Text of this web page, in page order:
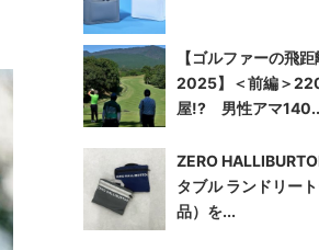
【ゴルファーの飛
2025】＜前編＞
屋!? 男性アマ
ZERO
タブル ランドリー
品）を...